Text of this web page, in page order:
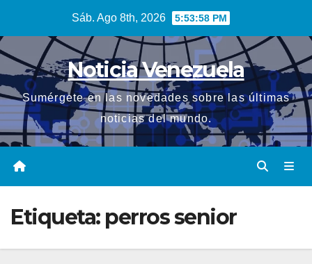
contenido
Sáb. Ago 8th, 2026 5:53:59 PM
Noticia Venezuela
Sumérgete en las novedades sobre las últimas
noticias del mundo.
Etiqueta: perros senior